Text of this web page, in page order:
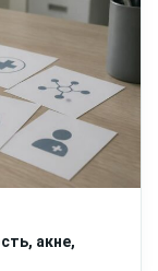
акне,